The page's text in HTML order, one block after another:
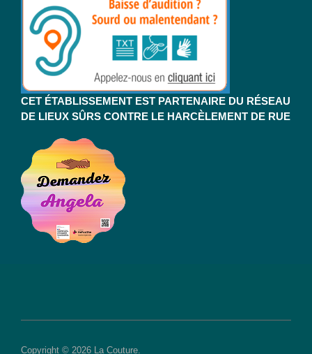
CET ÉTABLISSEMENT EST PARTENAIRE DU RÉSEAU
DE LIEUX SÛRS CONTRE LE HARCÈLEMENT DE RUE
Copyright © 2026 La Couture.